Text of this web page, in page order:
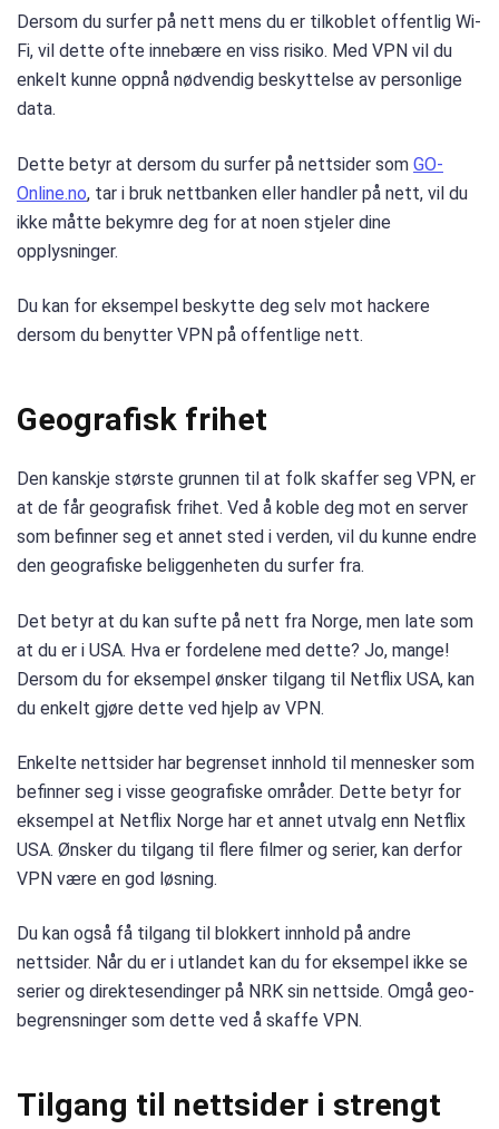
Dersom du surfer på nett mens du er tilkoblet offentlig Wi-
Fi, vil dette ofte innebære en viss risiko. Med VPN vil du
enkelt kunne oppnå nødvendig beskyttelse av personlige
data.
Dette betyr at dersom du surfer på nettsider som GO-
Online.no, tar i bruk nettbanken eller handler på nett, vil du
ikke måtte bekymre deg for at noen stjeler dine
opplysninger.
Du kan for eksempel beskytte deg selv mot hackere
dersom du benytter VPN på offentlige nett.
Geografisk frihet
Den kanskje største grunnen til at folk skaffer seg VPN, er
at de får geografisk frihet. Ved å koble deg mot en server
som befinner seg et annet sted i verden, vil du kunne endre
den geografiske beliggenheten du surfer fra.
Det betyr at du kan sufte på nett fra Norge, men late som
at du er i USA. Hva er fordelene med dette? Jo, mange!
Dersom du for eksempel ønsker tilgang til Netflix USA, kan
du enkelt gjøre dette ved hjelp av VPN.
Enkelte nettsider har begrenset innhold til mennesker som
befinner seg i visse geografiske områder. Dette betyr for
eksempel at Netflix Norge har et annet utvalg enn Netflix
USA. Ønsker du tilgang til flere filmer og serier, kan derfor
VPN være en god løsning.
Du kan også få tilgang til blokkert innhold på andre
nettsider. Når du er i utlandet kan du for eksempel ikke se
serier og direktesendinger på NRK sin nettside. Omgå geo-
begrensninger som dette ved å skaffe VPN.
Tilgang til nettsider i strengt